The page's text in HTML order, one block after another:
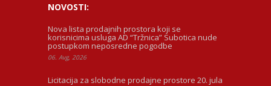
NOVOSTI:
Nova lista prodajnih prostora koji se
korisnicima usluga AD “Tržnica” Subotica nude
postupkom neposredne pogodbe
06. Avg, 2026
Licitacija za slobodne prodajne prostore 20. jula